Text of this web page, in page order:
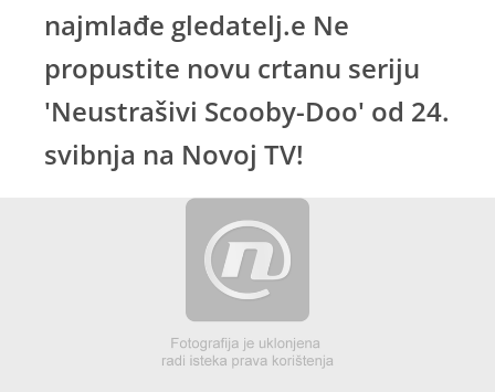
najmlađe gledatelj.e Ne
propustite novu crtanu seriju
'Neustrašivi Scooby-Doo' od 24.
svibnja na Novoj TV!